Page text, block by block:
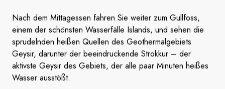
Nach dem Mittagessen fahren Sie weiter zum Gullfoss,
einem der schönsten Wasserfälle Islands, und sehen die
sprudelnden heißen Quellen des Geothermalgebiets
Geysir, darunter der beeindruckende Strokkur – der
aktivste Geysir des Gebiets, der alle paar Minuten heißes
Wasser ausstößt.